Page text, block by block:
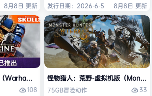
8月8日 更新
发行日期：2026-6-5
8月8日 更新
Warhammer 40,000: Space Marine 2）免安装
108
怪物猎人：荒野-虚拟机版（
75GB冒险动作
33